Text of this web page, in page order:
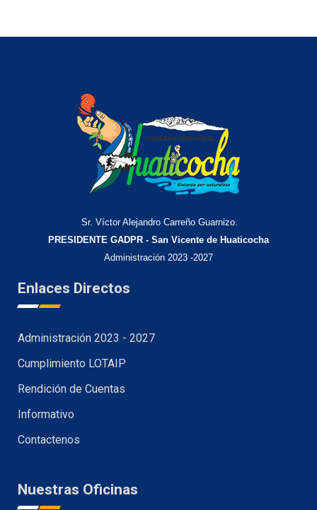
Sr. Víctor Alejandro Carreño Guarnizo.
PRESIDENTE GADPR - San Vicente de Huaticocha
Administración 2023 -2027
Enlaces Directos
Administración 2023 - 2027
Cumplimiento LOTAIP
Rendición de Cuentas
Informativo
Contactenos
Nuestras Oficinas